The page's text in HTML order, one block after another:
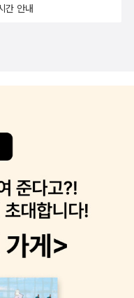
브리지 중국사'(전15권)의
리지 중국철학 입문>(유
그린비, 2024), '개론'(Co
대학 추천 도서>(우물이있
임브리지'로 검색하다 보니
한 책도 나오는데, 전자는 1
졸업생들을 가리키며, 후
업생들을 가리킨다. 참으
간 안내